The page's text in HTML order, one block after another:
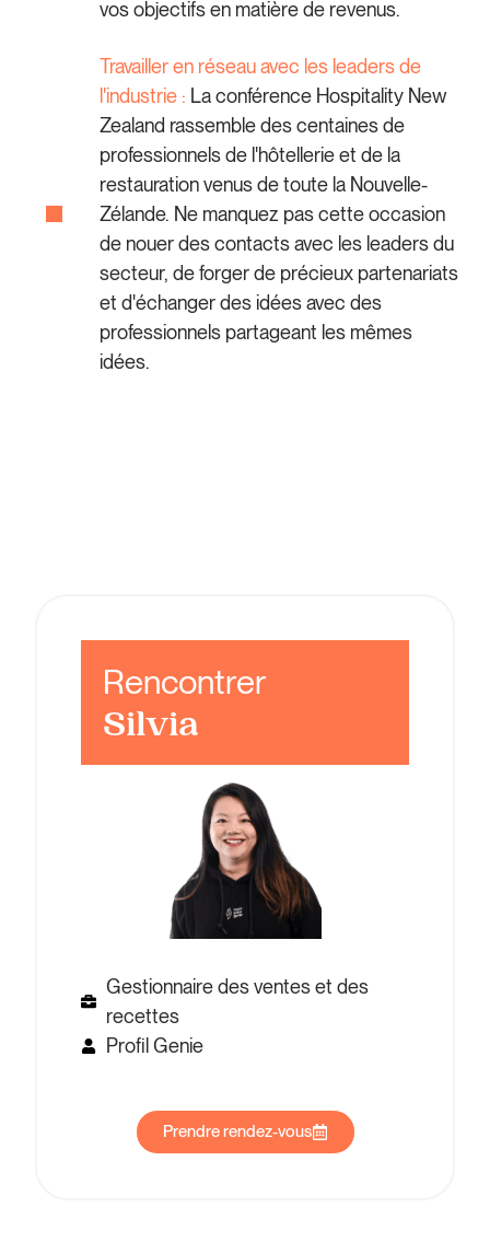
vos objectifs en matière de revenus.
Travailler en réseau avec les leaders de
l'industrie : La conférence Hospitality New
Zealand rassemble des centaines de
professionnels de l'hôtellerie et de la
restauration venus de toute la Nouvelle-
Zélande. Ne manquez pas cette occasion
de nouer des contacts avec les leaders du
secteur, de forger de précieux partenariats
et d'échanger des idées avec des
professionnels partageant les mêmes
idées.
Rencontrer
Silvia
Gestionnaire des ventes et des
recettes
Profil Genie
Prendre rendez-vous